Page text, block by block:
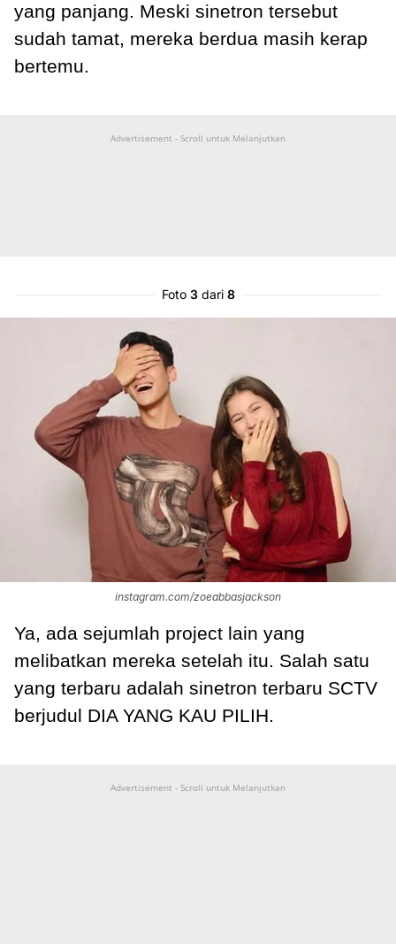
yang panjang. Meski sinetron tersebut
sudah tamat, mereka berdua masih kerap
bertemu.
Advertisement - Scroll untuk Melanjutkan
Foto 3dari 8
instagram.com/zoeabbasjackson
Ya, ada sejumlah project lain yang
melibatkan mereka setelah itu. Salah satu
yang terbaru adalah sinetron terbaru SCTV
berjudul DIA YANG KAU PILIH.
Advertisement - Scroll untuk Melanjutkan